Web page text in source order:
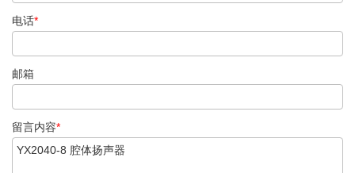
电话*
邮箱
留言内容*